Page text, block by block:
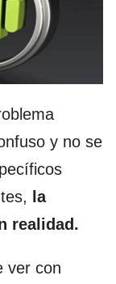
y no se
la
realidad.
ver con